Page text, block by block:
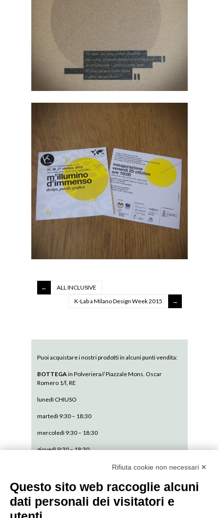
ALL INCLUSIVE
K-Lab a Milano Design Week 2015
Puoi acquistare i nostri prodotti in alcuni punti vendita:
BOTTEGAin Polveriera// Piazzale Mons. Oscar
Romero 1/l, RE
lunedì CHIUSO
martedì 9:30 – 18:30
mercoledì 9:30 – 18:30
giovedì 9:30 – 18:30
sabato 9:30 – 13:30
domenica CHIUSO
Rifiuta cookie non necessari ✕
Questo sito web raccoglie alcuni
dati personali dei visitatori e